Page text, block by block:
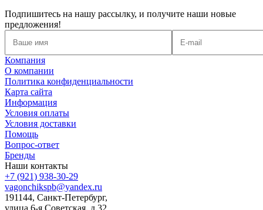
Подпишитесь на нашу рассылку, и получите наши новые
предложения!
Компания
О компании
Политика конфиденциальности
Карта сайта
Информация
Условия оплаты
Условия доставки
Помощь
Вопрос-ответ
Бренды
Наши контакты
+7 (921) 938-30-29
vagonchikspb@yandex.ru
191144, Санкт-Петербург,
улица 6-я Советская, д.32